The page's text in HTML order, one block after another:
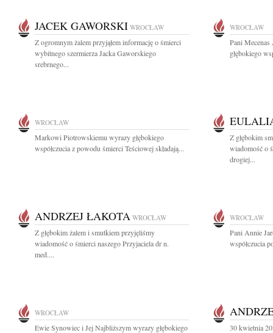
JACEK GAWORSKI WROCŁAW
Z ogromnym żalem przyjąłem informację o śmierci
wybitnego szermierza Jacka Gaworskiego
srebrnego...
WROCŁAW
Pani
głębokiego
WROCŁAW
Markowi Piotrowskiemu wyrazy głębokiego
współczucia z powodu śmierci Teściowej składają...
Z głębokim
wiadomość o
drogiej...
ANDRZEJ ŁAKOTA WROCŁAW
Z głębokim żalem i smutkiem przyjęliśmy
wiadomość o śmierci naszego Przyjaciela dr n.
med....
WROCŁAW
Pani Annie
współczucia
WROCŁAW
Ewie Synowiec i Jej Najbliższym wyrazy głębokiego
30 kwietnia